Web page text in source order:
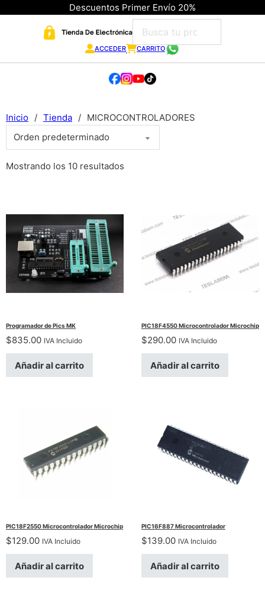
Descuentos Primer Envío 20%
ACCEDER CARRITO
Inicio / Tienda / MICROCONTROLADORES
Mostrando los 10 resultados
Programador de Pics MK
$835.00 IVA Incluido
Añadir al carrito
PIC18F4550 Microcontrolador Microchip
$290.00 IVA Incluido
Añadir al carrito
PIC18F2550 Microcontrolador Microchip
$129.00 IVA Incluido
Añadir al carrito
PIC16F887 Microcontrolador
$139.00 IVA Incluido
Añadir al carrito